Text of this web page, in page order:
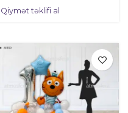
Qiymət təklifi al